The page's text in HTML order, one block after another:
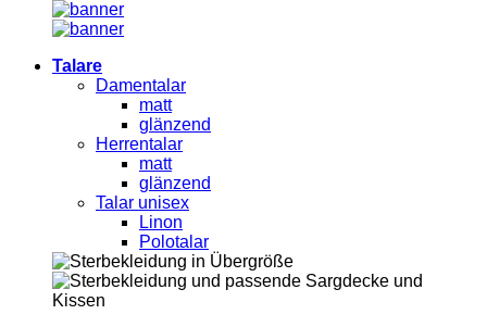
Talare
Damentalar
matt
glänzend
Herrentalar
matt
glänzend
Talar unisex
Linon
Polotalar